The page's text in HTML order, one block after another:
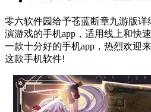
零六软件园给予苍蓝断章九游版
演游戏的手机app，适用线上和快
一款十分好的手机app，热烈欢迎
这款手机软件!